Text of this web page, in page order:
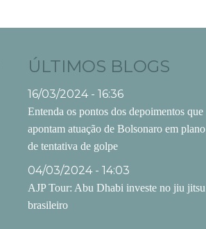
ÚLTIMOS BLOGS
16/03/2024 - 16:36
Entenda os pontos dos depoimentos que
apontam atuação de Bolsonaro em plano
de tentativa de golpe
04/03/2024 - 14:03
AJP Tour: Abu Dhabi investe no jiu jitsu
brasileiro